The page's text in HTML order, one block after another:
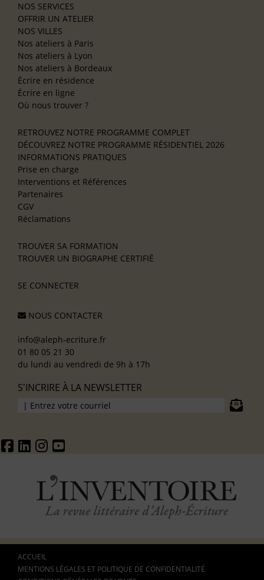
NOS SERVICES
OFFRIR UN ATELIER
NOS VILLES
Nos ateliers à Paris
Nos ateliers à Lyon
Nos ateliers à Bordeaux
Écrire en résidence
Écrire en ligne
Où nous trouver ?
RETROUVEZ NOTRE PROGRAMME COMPLET
DÉCOUVREZ NOTRE PROGRAMME RÉSIDENTIEL 2026
INFORMATIONS PRATIQUES
Prise en charge
Interventions et Références
Partenaires
CGV
Réclamations
TROUVER SA FORMATION
TROUVER UN BIOGRAPHE CERTIFIÉ
SE CONNECTER
NOUS CONTACTER
info@aleph-ecriture.fr
01 80 05 21 30
du lundi au vendredi de 9h à 17h
S'INCRIRE À LA NEWSLETTER
ACCUEIL
MENTIONS LÉGALES ET POLITIQUE DE CONFIDENTIALITÉ